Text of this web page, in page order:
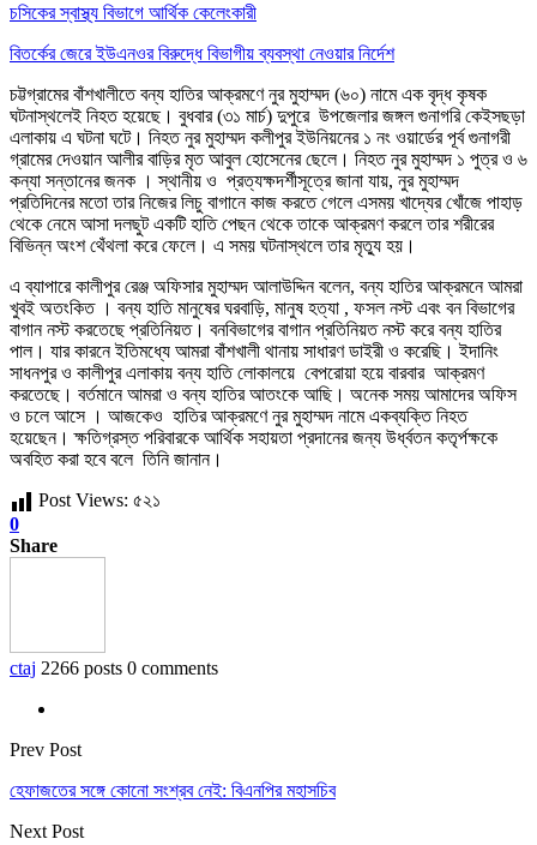
চসিকের স্বাস্থ্য বিভাগে আর্থিক কেলেংকারী
বিতর্কের জেরে ইউএনওর বিরুদ্ধে বিভাগীয় ব্যবস্থা নেওয়ার নির্দেশ
চট্টগ্রামের বাঁশখালীতে বন্য হাতির আক্রমণে নুর মুহাম্মদ (৬০) নামে এক বৃদ্ধ কৃষক
ঘটনাস্থলেই নিহত হয়েছে। বুধবার (৩১ মার্চ) দুপুরে উপজেলার জঙ্গল গুনাগরি কেইসছড়া
এলাকায় এ ঘটনা ঘটে। নিহত নুর মুহাম্মদ কলীপুর ইউনিয়নের ১ নং ওয়ার্ডের পূর্ব গুনাগরী
গ্রামের দেওয়ান আলীর বাড়ির মৃত আবুল হোসেনের ছেলে। নিহত নুর মুহাম্মদ ১ পুত্র ও ৬
কন্যা সন্তানের জনক । স্থানীয় ও প্রত্যক্ষদর্শীসূত্রে জানা যায়, নুর মুহাম্মদ
প্রতিদিনের মতো তার নিজের লিচু বাগানে কাজ করতে গেলে এসময় খাদ্যের খোঁজে পাহাড়
থেকে নেমে আসা দলছুট একটি হাতি পেছন থেকে তাকে আক্রমণ করলে তার শরীরের
বিভিন্ন অংশ থেঁথলা করে ফেলে। এ সময় ঘটনাস্থলে তার মৃত্যু হয়।
এ ব্যাপারে কালীপুর রেঞ্জ অফিসার মুহাম্মদ আলাউদ্দিন বলেন, বন্য হাতির আক্রমনে আমরা
খুবই অতংকিত । বন্য হাতি মানুষের ঘরবাড়ি, মানুষ হত্যা , ফসল নস্ট এবং বন বিভাগের
বাগান নস্ট করতেছে প্রতিনিয়ত। বনবিভাগের বাগান প্রতিনিয়ত নস্ট করে বন্য হাতির
পাল। যার কারনে ইতিমধ্যে আমরা বাঁশখালী থানায় সাধারণ ডাইরী ও করেছি। ইদানিং
সাধনপুর ও কালীপুর এলাকায় বন্য হাতি লোকালয়ে বেপরোয়া হয়ে বারবার আক্রমণ
করতেছে। বর্তমানে আমরা ও বন্য হাতির আতংকে আছি। অনেক সময় আমাদের অফিস
ও চলে আসে । আজকেও হাতির আক্রমণে নুর মুহাম্মদ নামে একব্যক্তি নিহত
হয়েছেন। ক্ষতিগ্রস্ত পরিবারকে আর্থিক সহায়তা প্রদানের জন্য উর্ধ্বতন কতৃর্পক্ষকে
অবহিত করা হবে বলে তিনি জানান।
Post Views: ৫২১
0
Share
ctaj 2266 posts 0 comments
Prev Post
হেফাজতের সঙ্গে কোনো সংশ্রব নেই: বিএনপির মহাসচিব
Next Post